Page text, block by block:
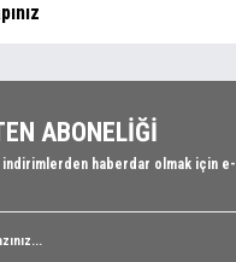
ABONELİĞİ
indirimlerden haberdar olmak için